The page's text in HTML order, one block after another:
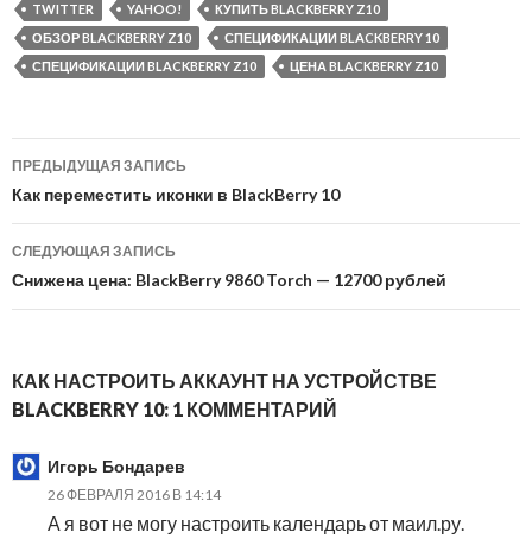
TWITTER
YAHOO!
КУПИТЬ BLACKBERRY Z10
ОБЗОР BLACKBERRY Z10
СПЕЦИФИКАЦИИ BLACKBERRY 10
СПЕЦИФИКАЦИИ BLACKBERRY Z10
ЦЕНА BLACKBERRY Z10
Навигация
по
записям
ПРЕДЫДУЩАЯ ЗАПИСЬ
Как переместить иконки в BlackBerry 10
СЛЕДУЮЩАЯ ЗАПИСЬ
Снижена цена: BlackBerry 9860 Torch — 12700 рублей
КАК НАСТРОИТЬ АККАУНТ НА УСТРОЙСТВЕ
BLACKBERRY 10: 1 КОММЕНТАРИЙ
Игорь Бондарев
26 ФЕВРАЛЯ 2016 В 14:14
А я вот не могу настроить календарь от маил.ру.